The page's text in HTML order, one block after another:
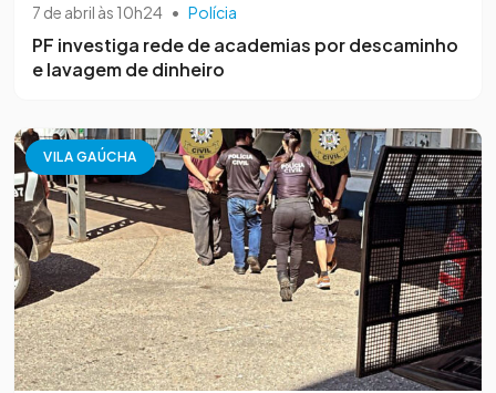
7 de abril às 10h24 • Polícia
PF investiga rede de academias por descaminho
e lavagem de dinheiro
VILA GAÚCHA